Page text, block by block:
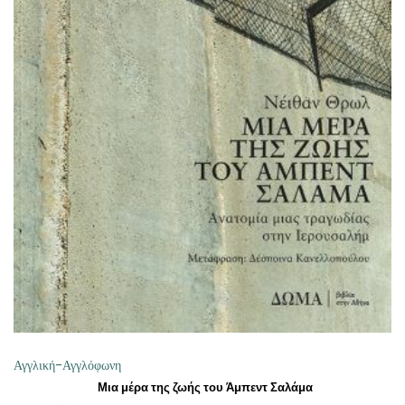
ΠΡΟΣΘΉΚΗ ΣΤΟ ΚΑΛΆΘΙ
Αγγλική-Αγγλόφωνη
Μια μέρα της ζωής του Άμπεντ Σαλάμα